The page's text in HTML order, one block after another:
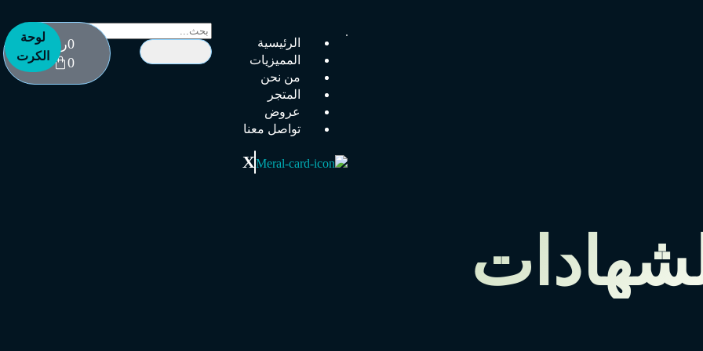
الرئيسية
المميزيات
من نحن
المتجر
عروض
تواصل معنا
X
0ر.س
0
لوحة
الكرت